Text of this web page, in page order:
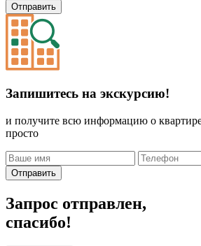
Отправить
Запишитесь на экскурсию!
и получите всю информацию о
просто
Отправить
Запрос отправлен,
спасибо!